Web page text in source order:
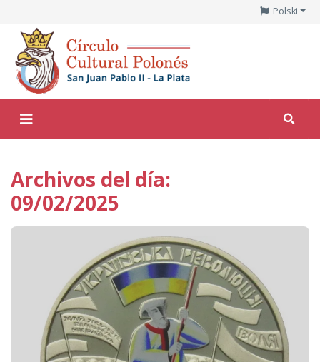
Polski
Archivos del día:
09/02/2025